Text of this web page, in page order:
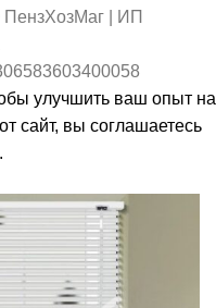
ПензХозМаг | ИП
улучшить ваш опыт на
сайт, вы соглашаетесь